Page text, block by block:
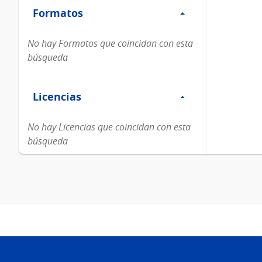
Formatos
Formatos
No hay Formatos que coincidan con esta
búsqueda
Licencias
Licencias
No hay Licencias que coincidan con esta
búsqueda